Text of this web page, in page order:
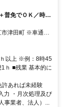
普免でＯＫ／時短
・車可
以上 ※例：8時45
ｈ ■残業 基本的に
あれば未経験
力 ・月次処理及び
事業者、法人）...